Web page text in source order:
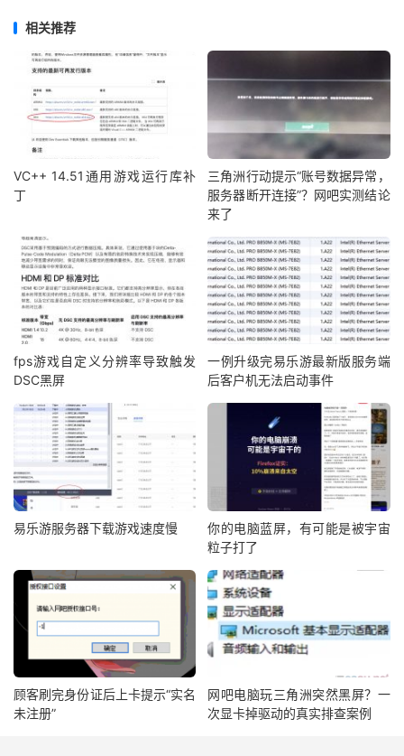
相关推荐
VC++ 14.51通用游戏运行库补
丁
三角洲行动提示“账号数据异常，
服务器断开连接”？网吧实测结论
来了
fps游戏自定义分辨率导致触发
DSC黑屏
一例升级完易乐游最新版服务端
后客户机无法启动事件
易乐游服务器下载游戏速度慢
你的电脑蓝屏，有可能是被宇宙
粒子打了
顾客刷完身份证后上卡提示“实名
未注册”
网吧电脑玩三角洲突然黑屏？一
次显卡掉驱动的真实排查案例